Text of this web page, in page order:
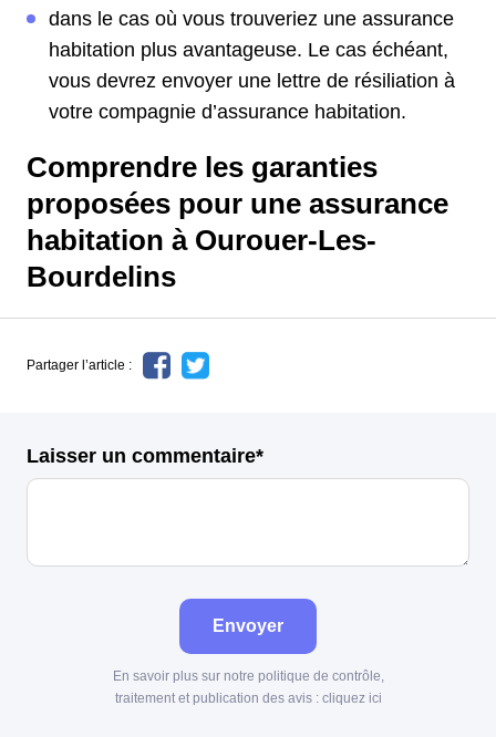
dans le cas où vous trouveriez une assurance
habitation plus avantageuse. Le cas échéant,
vous devrez envoyer une lettre de résiliation à
votre compagnie d’assurance habitation.
Comprendre les garanties
proposées pour une assurance
habitation à Ourouer-Les-
Bourdelins
Partager l’article :
Laisser un commentaire*
Envoyer
En savoir plus sur notre politique de contrôle,
traitement et publication des avis : cliquez ici